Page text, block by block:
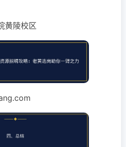
黄陵校区